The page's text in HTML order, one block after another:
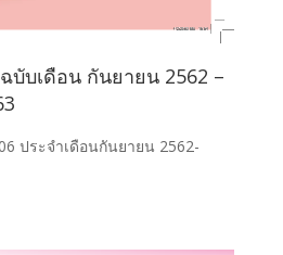
บับเดือน กันยายน 2562 –
ประจำเดือนกันยายน 2562-